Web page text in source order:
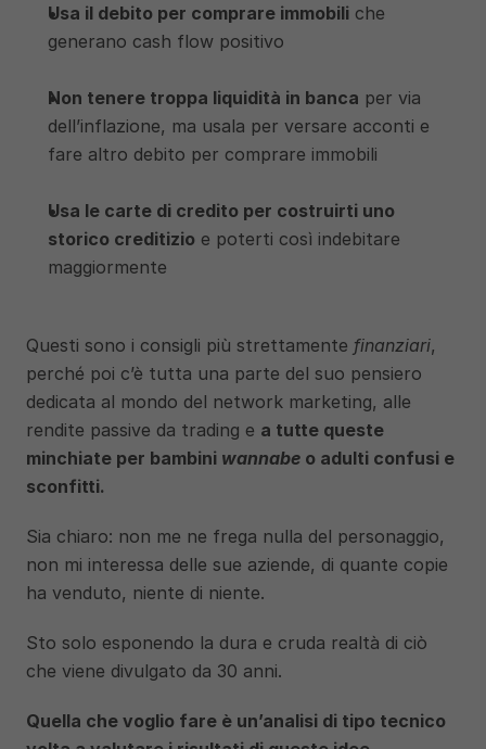
Usa il debito per comprare immobili che
generano cash flow positivo
Non tenere troppa liquidità in banca per via
dell’inflazione, ma usala per versare acconti e
fare altro debito per comprare immobili
Usa le carte di credito per costruirti uno
storico creditizio e poterti così indebitare
maggiormente
Questi sono i consigli più strettamente finanziari,
perché poi c’è tutta una parte del suo pensiero
dedicata al mondo del network marketing, alle
rendite passive da trading e a tutte queste
minchiate per bambini wannabe o adulti confusi e
sconfitti.
Sia chiaro: non me ne frega nulla del personaggio,
non mi interessa delle sue aziende, di quante copie
ha venduto, niente di niente.
Sto solo esponendo la dura e cruda realtà di ciò
che viene divulgato da 30 anni.
Quella che voglio fare è un’analisi di tipo tecnico